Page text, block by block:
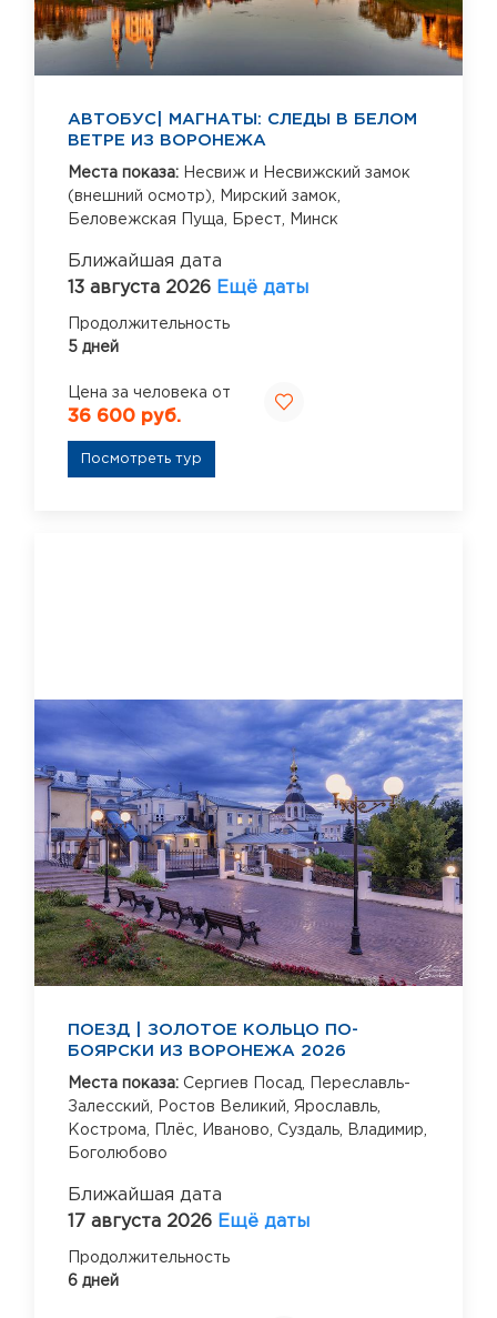
АВТОБУС| МАГНАТЫ: СЛЕДЫ В БЕЛОМ
ВЕТРЕ ИЗ ВОРОНЕЖА
Места показа: Несвиж и Несвижский замок
(внешний осмотр),
Мирский замок,
Беловежская Пуща,
Брест, Минск
Ближайшая дата
13 августа 2026 Ещё даты
Продолжительность
5 дней
Цена за человека от
36 600 руб.
Посмотреть тур
ПОЕЗД | ЗОЛОТОЕ КОЛЬЦО ПО-
БОЯРСКИ ИЗ ВОРОНЕЖА 2026
Места показа: Сергиев Посад,
Переславль-
Залесский,
Ростов Великий, Ярославль,
Кострома,
Плёс, Иваново, Суздаль,
Владимир,
Боголюбово
Ближайшая дата
17 августа 2026 Ещё даты
Продолжительность
6 дней